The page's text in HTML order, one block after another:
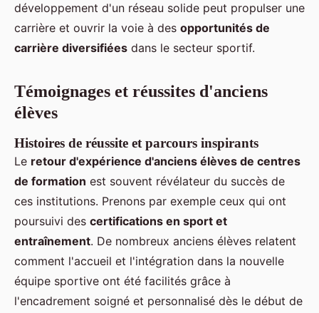
développement d'un réseau solide peut propulser une
carrière et ouvrir la voie à des opportunités de
carrière diversifiées dans le secteur sportif.
Témoignages et réussites d'anciens
élèves
Histoires de réussite et parcours inspirants
Le retour d'expérience d'anciens élèves de centres
de formation est souvent révélateur du succès de
ces institutions. Prenons par exemple ceux qui ont
poursuivi des certifications en sport et
entraînement. De nombreux anciens élèves relatent
comment l'accueil et l'intégration dans la nouvelle
équipe sportive ont été facilités grâce à
l'encadrement soigné et personnalisé dès le début de